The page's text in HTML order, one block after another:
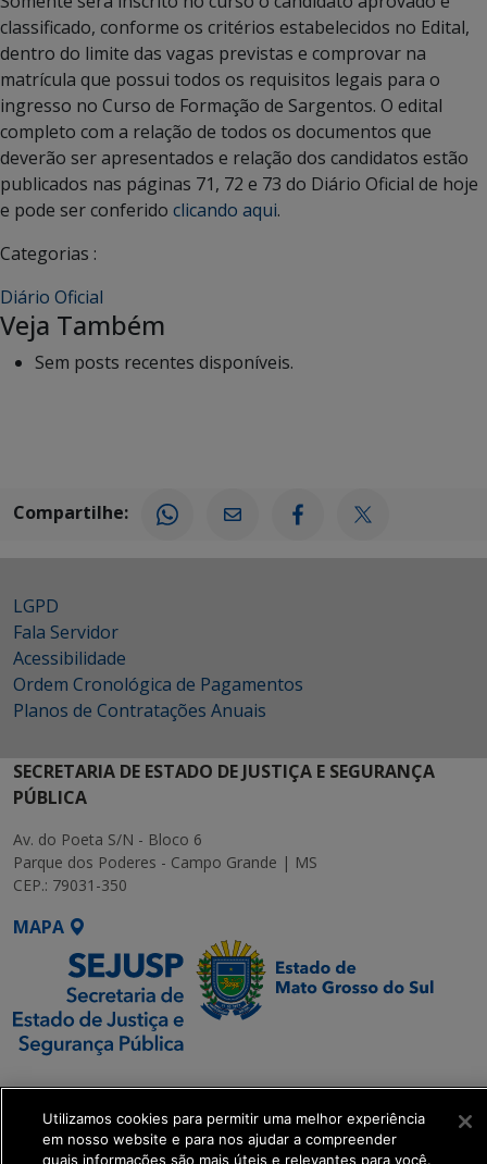
classificado, conforme os critérios estabelecidos no Edital,
dentro do limite das vagas previstas e comprovar na
matrícula que possui todos os requisitos legais para o
ingresso no Curso de Formação de Sargentos. O edital
completo com a relação de todos os documentos que
deverão ser apresentados e relação dos candidatos estão
publicados nas páginas 71, 72 e 73 do Diário Oficial de hoje
e pode ser conferido clicando aqui.
Categorias :
Diário Oficial
Veja Também
Sem posts recentes disponíveis.
Compartilhe:
LGPD
Fala Servidor
Acessibilidade
Ordem Cronológica de Pagamentos
Planos de Contratações Anuais
SECRETARIA DE ESTADO DE JUSTIÇA E SEGURANÇA
PÚBLICA
Av. do Poeta S/N - Bloco 6
Parque dos Poderes - Campo Grande | MS
CEP.: 79031-350
MAPA
SETDIG | Secretaria-
Executiva de
Transformação Digital
Utilizamos cookies para permitir uma melhor experiência
em nosso website e para nos ajudar a compreender
quais informações são mais úteis e relevantes para você.